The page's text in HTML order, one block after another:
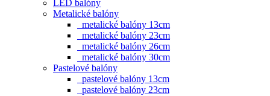
LED balóny
Metalické balóny
metalické balóny 13cm
metalické balóny 23cm
metalické balóny 26cm
metalické balóny 30cm
Pastelové balóny
pastelové balóny 13cm
pastelové balóny 23cm